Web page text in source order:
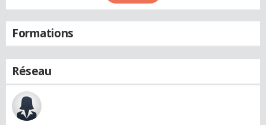
Formations
Réseau